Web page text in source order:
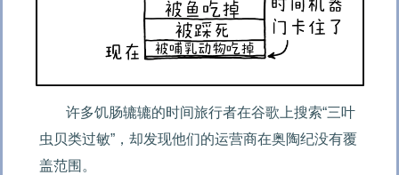
许多饥肠辘辘的时间旅行者在谷歌上搜索“三叶
虫贝类过敏”，却发现他们的运营商在奥陶纪没有覆
盖范围。